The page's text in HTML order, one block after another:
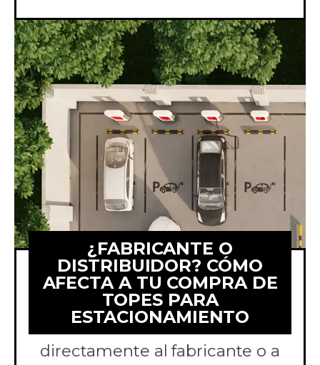
¿FABRICANTE O
DISTRIBUIDOR? CÓMO
AFECTA A TU COMPRA DE
TOPES PARA
ESTACIONAMIENTO
Comparamos comprar topes
para estacionamiento
directamente al fabricante o a